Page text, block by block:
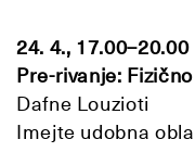
24. 4., 17.00–20.00
Pre-rivanje:
Dafne Louzioti
Imejte udobna